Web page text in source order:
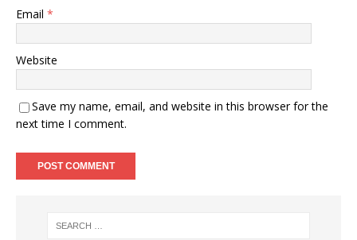
Email *
Website
Save my name, email, and website in this browser for the
next time I comment.